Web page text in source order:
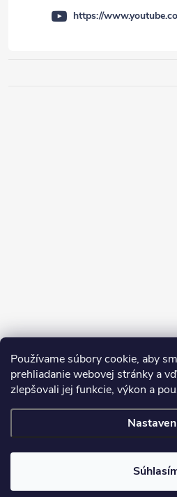
Používame súbory cookie, aby
prehliadanie webovej stránky a
zlepšovali jej funkcie, výkon a
Sledovať na Instagrame
https://